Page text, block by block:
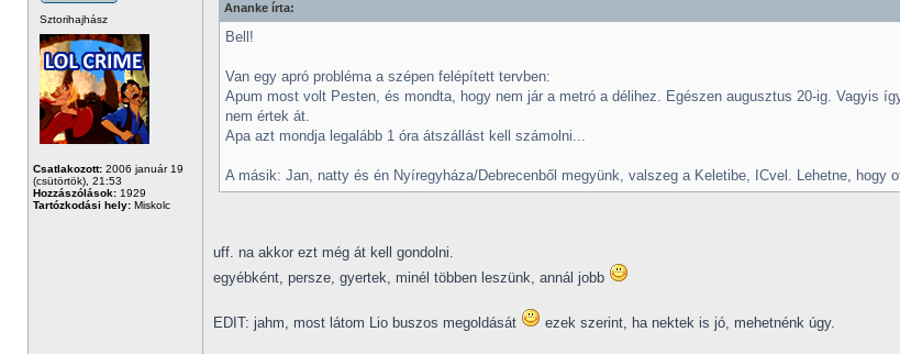
Sztorihajhász
Csatlakozott: 2006 január 19
(csütörtök), 21:53
Hozzászólások: 1929
Tartózkodási hely: Miskolc
Ananke írta:
Bell!
Van egy apró probléma a szépen felépített tervben:
Apum most volt Pesten, és mondta, hogy nem jár a metró a délihez. Egészen augusztus 20-ig. Vagyis
nem értek át.
Apa azt mondja legalább 1 óra átszállást kell számolni...
A másik: Jan, natty és én Nyíregyháza/Debrecenből megyünk, valszeg a Keletibe, ICvel. Lehetne, hogy
uff. na akkor ezt még át kell gondolni.
egyébként, persze, gyertek, minél többen leszünk, annál jobb
EDIT: jahm, most látom Lio buszos megoldását ezek szerint, ha nektek is jó, mehetnénk úgy.